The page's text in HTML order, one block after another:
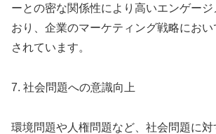
ーとの密な関係性により高いエンゲー
おり、企業のマーケティング戦略におい
されています。
7. 社会問題への意識向上
環境問題や人権問題など、社会問題に